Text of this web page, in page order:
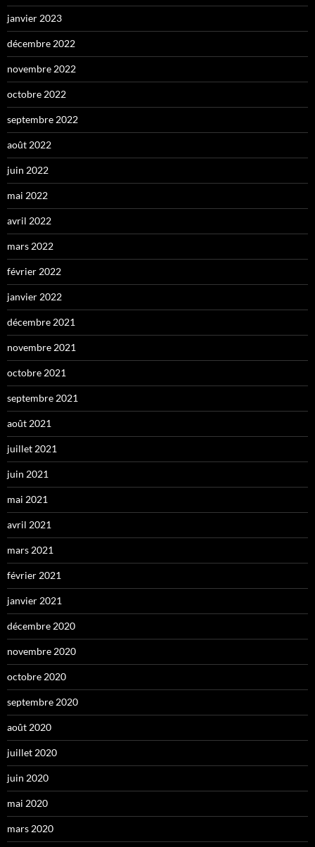
janvier 2023
décembre 2022
novembre 2022
octobre 2022
septembre 2022
août 2022
juin 2022
mai 2022
avril 2022
mars 2022
février 2022
janvier 2022
décembre 2021
novembre 2021
octobre 2021
septembre 2021
août 2021
juillet 2021
juin 2021
mai 2021
avril 2021
mars 2021
février 2021
janvier 2021
décembre 2020
novembre 2020
octobre 2020
septembre 2020
août 2020
juillet 2020
juin 2020
mai 2020
mars 2020